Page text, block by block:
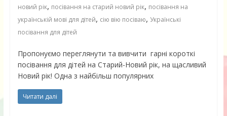
новий рік, посівання на старий новий рік, посівання на
українській мові для дітей, сію вію посіваю, Українські
посівання для дітей
Пропонуємо переглянути та вивчити гарні короткі
посівання для дітей на Старий-Новий рік, на щасливий
Новий рік! Одна з найбільш популярних
Читати далі